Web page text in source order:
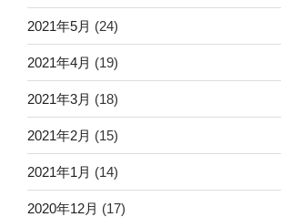
2021年5月 (24)
2021年4月 (19)
2021年3月 (18)
2021年2月 (15)
2021年1月 (14)
2020年12月 (17)